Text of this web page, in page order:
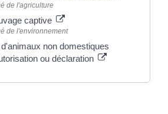
de l'agriculture
captive
de l'environnement
non domestiques
ou déclaration